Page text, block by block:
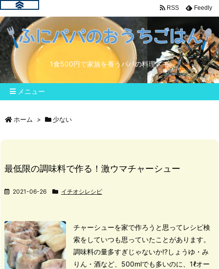
1食500円で家族を養うパパの料理メモ
メニュー
RSS Feedly
ホーム > 少ない
最低限の調味料で作る！激ウマチャーシュー
2021-06-26 イチオシレシピ
チャーシューを家で作ろうと思ってレシピ検
索をしていつも思っていたことがあります。
調味料の量多すぎじゃないか⁉しょうゆ・み
りん・酒など、 500mlでも多いのに、1ℓオー